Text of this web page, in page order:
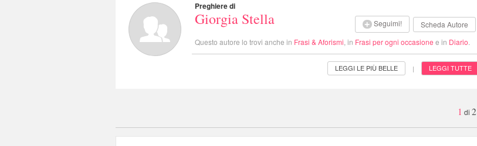
Seguimi! Scheda Autore
Preghiere di
Giorgia Stella
Questo autore lo trovi anche in Frasi & Aforismi , in Frasi per ogni occasione e in Diario
LEGGI LE PIÙ BELLE | LEGGI TUTTE
1 di 2